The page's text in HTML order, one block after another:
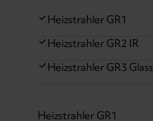
Heizstrahler GR1
Heizstrahler GR2 IR
Heizstrahler GR3 Glass
Heizstrahler GR1